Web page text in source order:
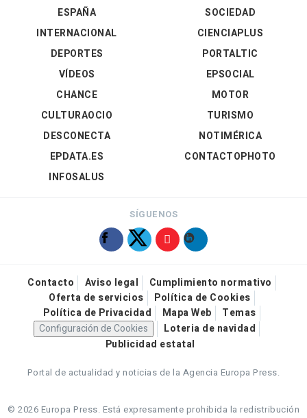
ESPAÑA
INTERNACIONAL
DEPORTES
VÍDEOS
SOCIEDAD
CIENCIAPLUS
PORTALTIC
EPSOCIAL
CHANCE
CULTURAOCIO
DESCONECTA
EPDATA.ES
INFOSALUS
MOTOR
TURISMO
NOTIMÉRICA
CONTACTOPHOTO
SÍGUENOS
Contacto Aviso legal
Cumplimiento normativo
Oferta de servicios
Política de Cookies
Política de Privacidad
Mapa Web
Temas
Configuración de Cookies
Loteria de navidad
Publicidad estatal
Portal de actualidad y noticias de la Agencia Europa Press.
© 2026 Europa Press. Está expresamente prohibida la redistribución